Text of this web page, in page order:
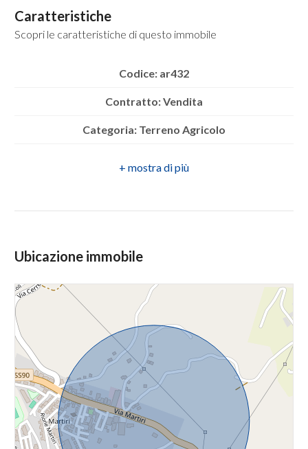
Caratteristiche
Scopri le caratteristiche di questo immobile
Codice: ar432
Contratto: Vendita
Categoria: Terreno Agricolo
Mq agricoli: 17.000 mq
Costruzione presente: 1
Possibili realizzazioni: si
Lotto Frazionabile
Ubicazione immobile
5
5+